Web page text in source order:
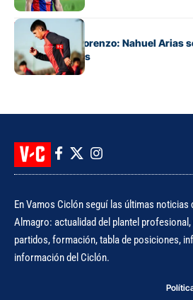
Fútbol
Alivio en San Lorenzo: Nahuel Arias
buenas noticias
En Vamos Ciclón seguí las últimas noticias
Almagro: actualidad del plantel
partidos, formación, tabla de posiciones,
información del Ciclón.